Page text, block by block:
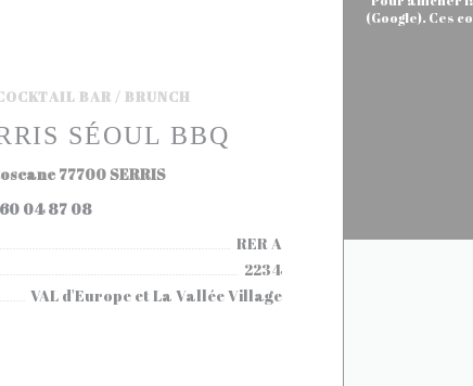
BAR / BRUNCH
SÉOUL BBQ
77700 SERRIS((ouvre une nouvelle fenêtre))
04 87 08
RER A
2234
VAL d'Europe et La Vallée Village
(Google). Ces